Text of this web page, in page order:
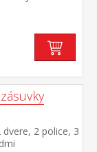
2 police, 3